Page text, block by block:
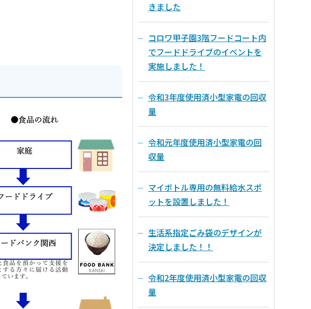
きました
コロワ甲子園3階フードコート内
でフードドライブのイベントを
実施しました！
令和3年度使用済小型家電の回収
量
令和元年度使用済小型家電の回
収量
マイボトル専用の無料給水スポ
ットを設置しました！
生活系指定ごみ袋のデザインが
決定しました！！
令和2年度使用済小型家電の回収
量